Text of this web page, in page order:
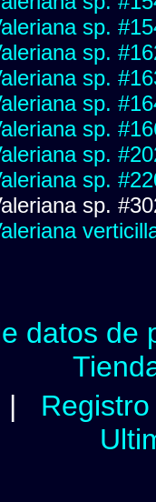
sp.
sp.
sp.
sp.
sp.
sp.
sp.
sp.
datos de
|